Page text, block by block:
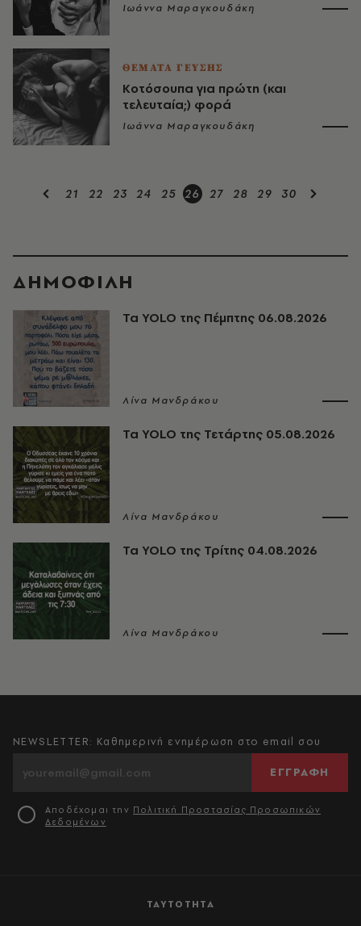
Ιωάννα Μαραγκουδάκη
ΘΕΜΑΤΑ ΓΕΥΣΗΣ
Κοτόσουπα για πρώτη (και
τελευταία;) φορά
Ιωάννα Μαραγκουδάκη
21 22 23 24 25 26 27 28 29 30
ΔΗΜΟΦΙΛΗ
Τα YOLO της Πέμπτης 06.08.2026
Λίνα Μανδράκου
Τα YOLO της Τετάρτης 05.08.2026
Λίνα Μανδράκου
Τα YOLO της Τρίτης 04.08.2026
Λίνα Μανδράκου
ΤΑΥΤΟΤΗΤΑ
NEWSLETTER: Καθημερινή ενημέρωση στο email σου
ΕΓΓΡΑΦΗ
Αποδέχομαι την Πολιτική Προστασίας Προσωπικών
Δεδομένων